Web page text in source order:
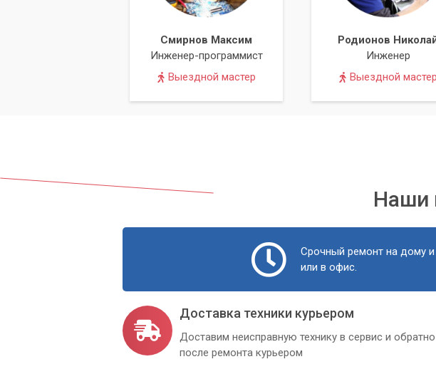
новую, качественную термопасту. Термопаста
Сборка и тестирование:
Аккуратно собираем ноутбук и
эффективности системы охлаждения и общего
устройства во время проведения работ. Профессиональная
сервисном центре поможет вернуть вашему устройству
Смирнов Максим
Инженер-программист
Выездной мастер
Родионов
Инженер
Выездной мастер
Наши
Срочный ремонт на дому
или в офис.
Доставка техники курьером
Доставим неисправную технику в сервис и обратно
после ремонта курьером